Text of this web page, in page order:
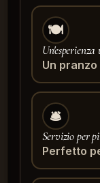
🍽️
Un'esperienza
Un
🛎️
Servizio per
Perfetto